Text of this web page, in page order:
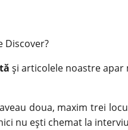
Discover?
și articolele noastre apar
doua, maxim trei
nu ești chemat la